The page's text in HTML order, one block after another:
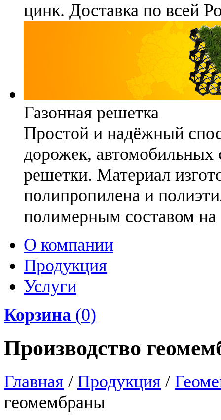
цинк. Доставка по всей
Газонная решетка
Простой и надёжный
дорожек, автомобильных
решетки. Материал
полипропилена и
полимерным составом на
О компании
Продукция
Услуги
Корзина (0)
Производство
Главная / Продукция /
геомембраны